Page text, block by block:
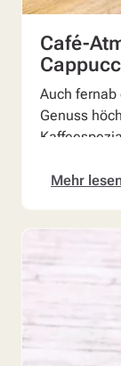
Café-
Auch
Genuss
Mehr